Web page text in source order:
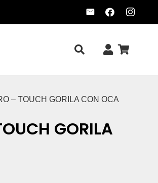
– TOUCH GORILA CON OCA
GORILA